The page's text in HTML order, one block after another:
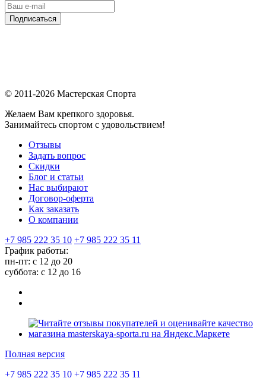
Подписаться
© 2011-2026 Мастерская Спорта
Желаем Вам крепкого здоровья.
Занимайтесь спортом с удовольствием!
Отзывы
Задать вопрос
Скидки
Блог и статьи
Нас выбирают
Договор-оферта
Как заказать
О компании
+7 985 222 35 10 +7 985 222 35 11
График работы:
пн-пт: с 12 до 20
суббота: c 12 до 16
Полная версия
+7 985 222 35 10 +7 985 222 35 11